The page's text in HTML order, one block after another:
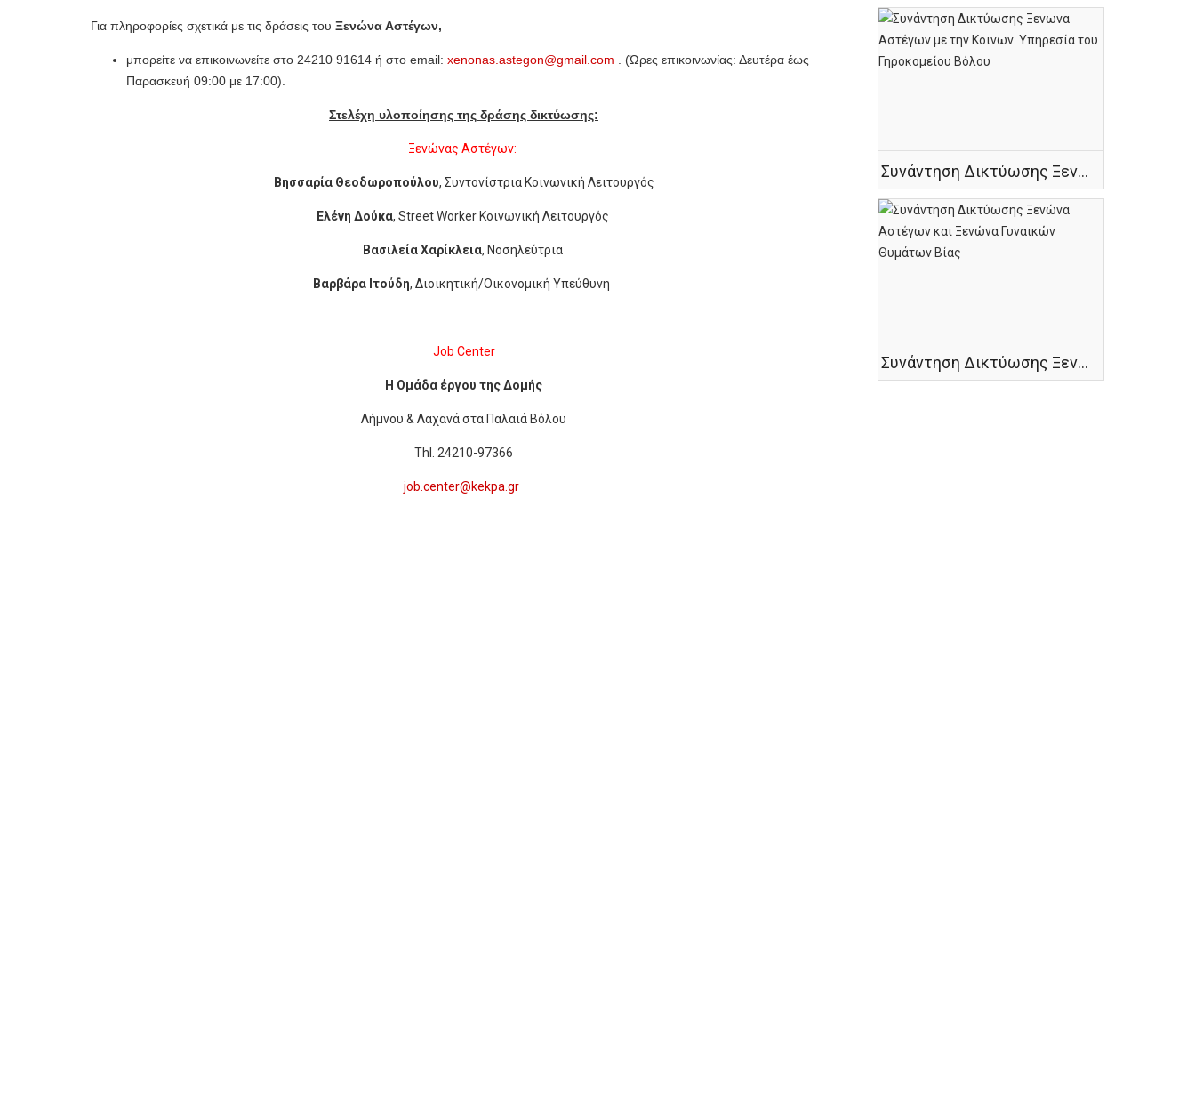
Για πληροφορίες σχετικά με τις δράσεις του Ξενώνα Αστέγων,
μπορείτε να επικοινωνείτε στο 24210 91614 ή στο email: xenonas.astegon@gmail.com
. (Ώρες επικοινωνίας: Δευτέρα έως
Παρασκευή 09:00 με 17:00).
Στελέχη υλοποίησης της δράσης δικτύωσης:
Ξενώνας Αστέγων:
Βησσαρία Θεοδωροπούλου, Συντονίστρια Κοινωνική Λειτουργός
Ελένη Δούκα, Street Worker Κοινωνική Λειτουργός
Βασιλεία Χαρίκλεια, Νοσηλεύτρια
Βαρβάρα Ιτούδη, Διοικητική/Οικονομική Υπεύθυνη
Job Center
Η Ομάδα έργου της Δομής
Λήμνου & Λαχανά στα Παλαιά Βόλου
Thl. 24210-97366
job.center@kekpa.gr
Συνάντηση Δικτύωσης Ξενωνα Αστέγων με την Κοινων. Υπηρεσία του Γηροκομείου Βόλου
Συνάντηση Δικτύωσης Ξενώνα Αστέγων και Ξενώνα Γυναικών Θυμάτων Βίας